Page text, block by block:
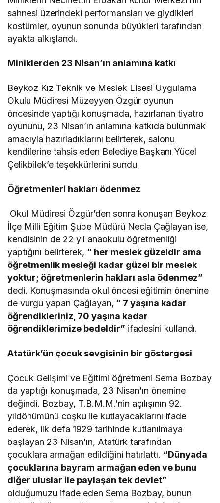
sahnesi üzerindeki performansları ve giydikleri
kostümler, oyunun sonunda büyükleri tarafından
ayakta alkışlandı.
Miniklerden 23 Nisan’ın anlamına katkı
Beykoz Kız Teknik ve Meslek Lisesi Uygulama
Okulu Müdiresi Müzeyyen Özgür oyunun
öncesinde yaptığı konuşmada, hazırlanan tiyatro
oyununu, 23 Nisan’ın anlamına katkıda bulunmak
amacıyla hazırladıklarını belirterek, salonu
kendilerine tahsis eden Belediye Başkanı Yücel
Çelikbilek’e teşekkürlerini sundu.
Öğretmenleri hakları ödenmez
Okul Müdiresi Özgür’den sonra konuşan Beykoz
İlçe Milli Eğitim Şube Müdürü Necla Çağlayan ise,
kendisinin de 22 yıl anaokulu öğretmenliği
yaptığını belirterek, “ her meslek güzeldir ama
öğretmenlik mesleği kadar güzel bir meslek
yoktur; öğretmenlerin hakları asla ödenmez”
dedi. Konuşmasında okul öncesi eğitimin önemine
de vurgu yapan Çağlayan, “ 7 yaşına kadar
öğrendikleriniz, 70 yaşına kadar
öğrendiklerimize bedeldir” ifadesini kullandı.
Atatürk’ün çocuk sevgisinin bir göstergesi
Çocuk Gelişimi ve Eğitimi öğretmeni Sema Bozbay
da yaptığı konuşmada, 23 Nisan’ın önemine
değindi. Bozbay, T.B.M.M.’nin açılışının 92.
yıldönümünü coşku ile kutlayacaklarını ifade
ederek, ilk defa 1929 tarihinde kutlanılmaya
başlayan 23 Nisan’ın, Atatürk tarafından
çocuklara armağan edildiğini hatırlattı. “Dünyada
çocuklarına bayram armağan eden ve bunu
diğer uluslar ile paylaşan tek devlet”
olduğumuzu ifade eden Sema Bozbay, bunun